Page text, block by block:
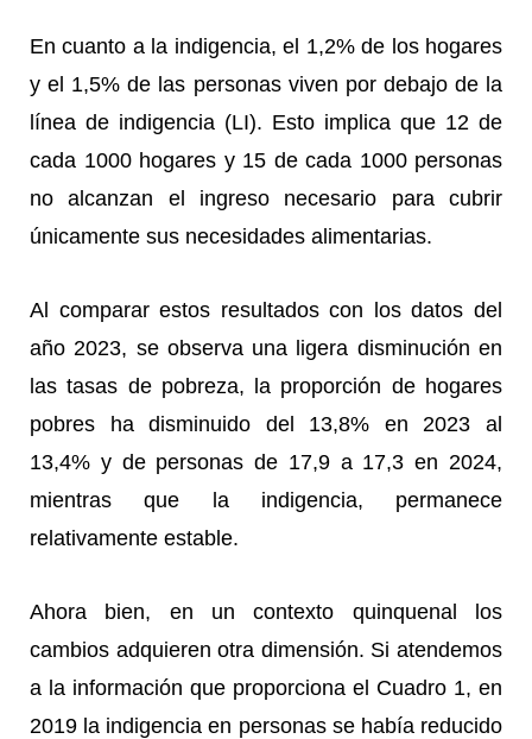
En cuanto a la indigencia, el 1,2% de los hogares
y el 1,5% de las personas viven por debajo de la
línea de indigencia (LI). Esto implica que 12 de
cada 1000 hogares y 15 de cada 1000 personas
no alcanzan el ingreso necesario para cubrir
únicamente sus necesidades alimentarias.
Al comparar estos resultados con los datos del
año 2023, se observa una ligera disminución en
las tasas de pobreza, la proporción de hogares
pobres ha disminuido del 13,8% en 2023 al
13,4% y de personas de 17,9 a 17,3 en 2024,
mientras que la indigencia, permanece
relativamente estable.
Ahora bien, en un contexto quinquenal los
cambios adquieren otra dimensión. Si atendemos
a la información que proporciona el Cuadro 1, en
2019 la indigencia en personas se había reducido